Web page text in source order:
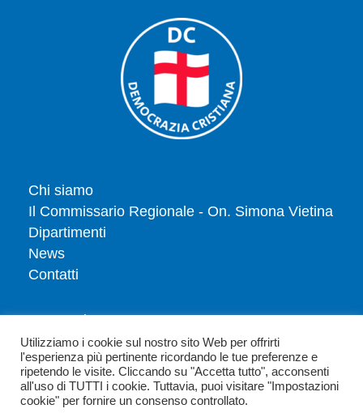
Chi siamo
Il Commissario Regionale - On. Simona Vietina
Dipartimenti
News
Contatti
Tesserati
Dona
Privacy policy
Politica dei cookie
Utilizziamo i cookie sul nostro sito Web per offrirti
l'esperienza più pertinente ricordando le tue preferenze e
ripetendo le visite. Cliccando su "Accetta tutto", acconsenti
all'uso di TUTTI i cookie. Tuttavia, puoi visitare "Impostazioni
cookie" per fornire un consenso controllato.